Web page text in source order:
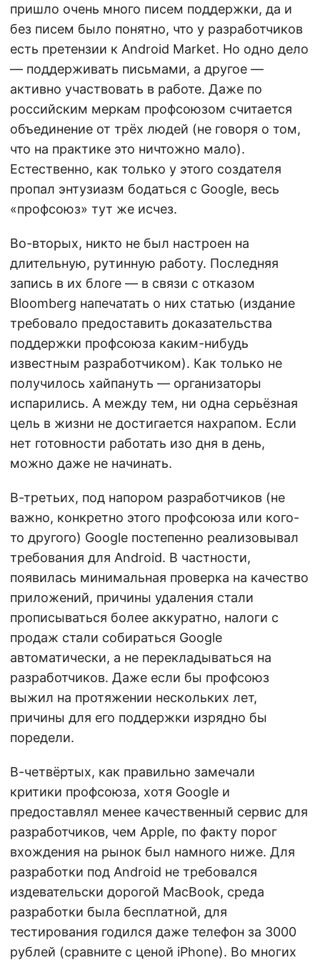
пришло очень много писем поддержки, да и
без писем было понятно, что у разработчиков
есть претензии к Android Market. Но одно дело
— поддерживать письмами, а другое —
активно участвовать в работе. Даже по
российским меркам профсоюзом считается
объединение от трёх людей (не говоря о том,
что на практике это ничтожно мало).
Естественно, как только у этого создателя
пропал энтузиазм бодаться с Google, весь
«профсоюз» тут же исчез.
Во-вторых, никто не был настроен на
длительную, рутинную работу. Последняя
запись в их блоге — в связи с отказом
Bloomberg напечатать о них статью (издание
требовало предоставить доказательства
поддержки профсоюза каким-нибудь
известным разработчиком). Как только не
получилось хайпануть — организаторы
испарились. А между тем, ни одна серьёзная
цель в жизни не достигается нахрапом. Если
нет готовности работать изо дня в день,
можно даже не начинать.
В-третьих, под напором разработчиков (не
важно, конкретно этого профсоюза или кого-
то другого) Google постепенно реализовывал
требования для Android. В частности,
появилась минимальная проверка на качество
приложений, причины удаления стали
прописываться более аккуратно, налоги с
продаж стали собираться Google
автоматически, а не перекладываться на
разработчиков. Даже если бы профсоюз
выжил на протяжении нескольких лет,
причины для его поддержки изрядно бы
поредели.
В-четвёртых, как правильно замечали
критики профсоюза, хотя Google и
предоставлял менее качественный сервис для
разработчиков, чем Apple, по факту порог
вхождения на рынок был намного ниже. Для
разработки под Android не требовался
издевательски дорогой MacBook, среда
разработки была бесплатной, для
тестирования годился даже телефон за 3000
рублей (сравните с ценой iPhone). Во многих